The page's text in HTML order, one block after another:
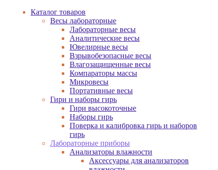
Каталог товаров
Весы лабораторные
Лабораторные весы
Аналитические весы
Ювелирные весы
Взрывобезопасные весы
Влагозащищенные весы
Компараторы массы
Микровесы
Портативные весы
Гири и наборы гирь
Гири высокоточные
Наборы гирь
Поверка и калибровка гирь и наборов
гирь
Лабораторные приборы
Анализаторы влажности
Аксессуары для анализаторов